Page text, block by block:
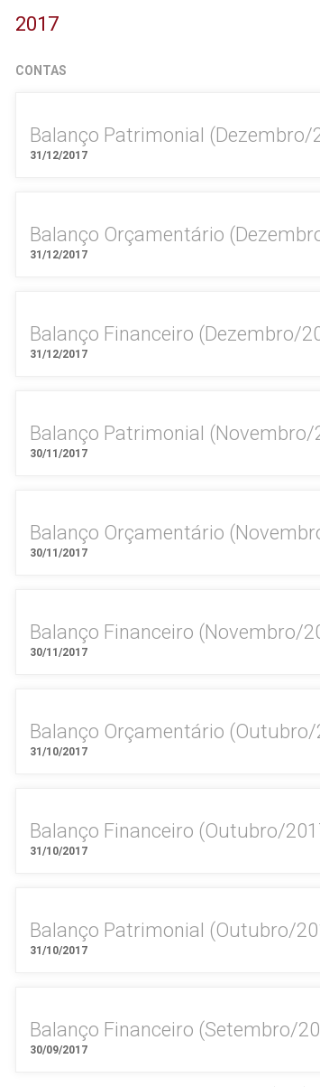
2017
CONTAS
Balanço Patrimonial (Dezembro/
31/12/2017
Balanço Orçamentário
31/12/2017
Balanço Financeiro (Dezembro/
31/12/2017
Balanço Patrimonial (Novembro/
30/11/2017
Balanço Orçamentário
30/11/2017
Balanço Financeiro (Novembro/
30/11/2017
Balanço Orçamentário (Outubro/
31/10/2017
Balanço Financeiro (Outubro/
31/10/2017
Balanço Patrimonial (Outubro/
31/10/2017
Balanço Financeiro (Setembro/
30/09/2017